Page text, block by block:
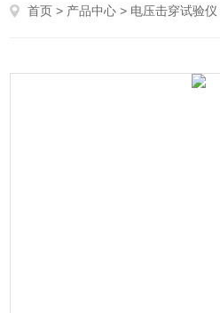
首页 > 产品中心 > 电压击穿试验仪